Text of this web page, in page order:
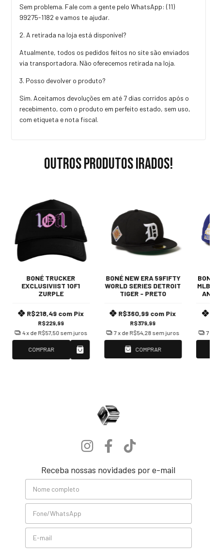
Sem problema. Fale com a gente pelo WhatsApp: (11)
99275-1182 e vamos te ajudar.
2. A retirada na loja está disponível?
Atualmente, todos os pedidos feitos no site são enviados
via transportadora. Não oferecemos retirada na loja.
3. Posso devolver o produto?
Sim. Aceitamos devoluções em até 7 dias corridos após o
recebimento, com o produto em perfeito estado, sem uso,
com etiqueta e nota fiscal.
Outros produtos irados!
BONÉ TRUCKER
EXCLUSIVIIST 1OF1
ZURPLE
R$229,99
R$218,49 com Pix
4x de R$57,50 sem juros
COMPRAR
BONÉ NEW ERA 59FIFTY
WORLD SERIES DETROIT
TIGER - PRETO
R$379,99
R$360,99 com Pix
7 x de R$54,28 sem juros
COMPRAR
MLB
7
Receba nossas novidades por e-mail